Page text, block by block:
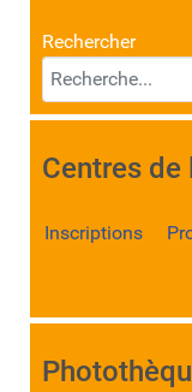
Rechercher
Centres de
Inscriptions